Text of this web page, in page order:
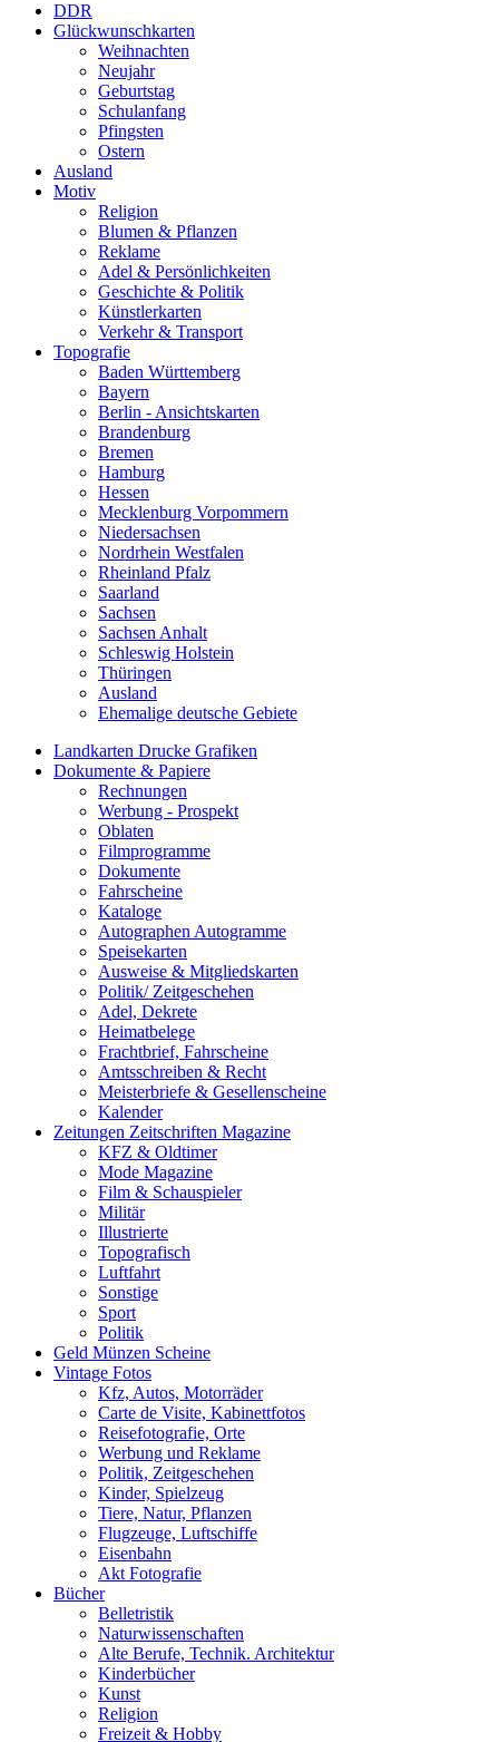
DDR
Glückwunschkarten
Weihnachten
Neujahr
Geburtstag
Schulanfang
Pfingsten
Ostern
Ausland
Motiv
Religion
Blumen & Pflanzen
Reklame
Adel & Persönlichkeiten
Geschichte & Politik
Künstlerkarten
Verkehr & Transport
Topografie
Baden Württemberg
Bayern
Berlin - Ansichtskarten
Brandenburg
Bremen
Hamburg
Hessen
Mecklenburg Vorpommern
Niedersachsen
Nordrhein Westfalen
Rheinland Pfalz
Saarland
Sachsen
Sachsen Anhalt
Schleswig Holstein
Thüringen
Ausland
Ehemalige deutsche Gebiete
Landkarten Drucke Grafiken
Dokumente & Papiere
Rechnungen
Werbung - Prospekt
Oblaten
Filmprogramme
Dokumente
Fahrscheine
Kataloge
Autographen Autogramme
Speisekarten
Ausweise & Mitgliedskarten
Politik/ Zeitgeschehen
Adel, Dekrete
Heimatbelege
Frachtbrief, Fahrscheine
Amtsschreiben & Recht
Meisterbriefe & Gesellenscheine
Kalender
Zeitungen Zeitschriften Magazine
KFZ & Oldtimer
Mode Magazine
Film & Schauspieler
Militär
Illustrierte
Topografisch
Luftfahrt
Sonstige
Sport
Politik
Geld Münzen Scheine
Vintage Fotos
Kfz, Autos, Motorräder
Carte de Visite, Kabinettfotos
Reisefotografie, Orte
Werbung und Reklame
Politik, Zeitgeschehen
Kinder, Spielzeug
Tiere, Natur, Pflanzen
Flugzeuge, Luftschiffe
Eisenbahn
Akt Fotografie
Bücher
Belletristik
Naturwissenschaften
Alte Berufe, Technik. Architektur
Kinderbücher
Kunst
Religion
Freizeit & Hobby